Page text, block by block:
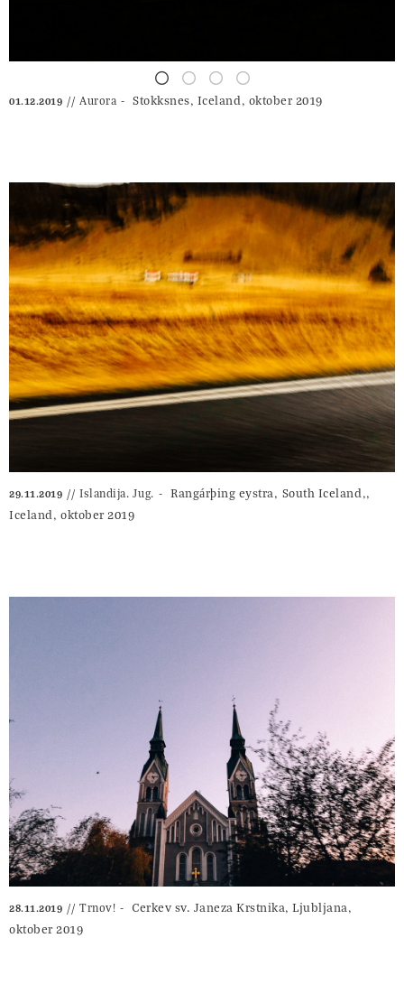
01.12.2019 Aurora Stokksnes, Iceland⁩, oktober 2019
29.11.2019 Islandija. Jug.
‎⁨Rangárþing eystra⁩, ⁨South Iceland⁩,,
Iceland⁩, oktober 2019
28.11.2019 Trnov!
Cerkev sv. Janeza Krstnika, Ljubljana,
oktober 2019